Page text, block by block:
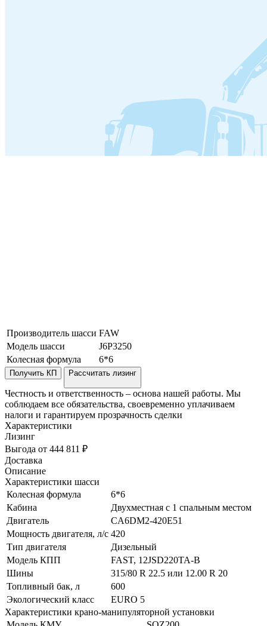
Производитель шасси FAW
Модель шасси
J6P3250
Колесная формула
6*6
Получить КП Рассчитать лизинг
Честность и ответственность – основа нашей работы. Мы
соблюдаем все обязательства, своевременно уплачиваем
налоги и гарантируем прозрачность сделки
Характеристики
Лизинг
Выгода от 444 811 ₽
Доставка
Описание
Характеристики шасси
Колесная формула
6*6
Кабина
Двухместная с 1 спальным местом
Двигатель
CA6DM2-420E51
Мощность двигателя, л/с 420
Тип двигателя
Дизельный
Модель КПП
FAST, 12JSD220TA-B
Шины
315/80 R 22.5 или 12.00 R 20
Топливный бак, л
600
Экологический класс
EURO 5
Характеристики крано-манипуляторной установки